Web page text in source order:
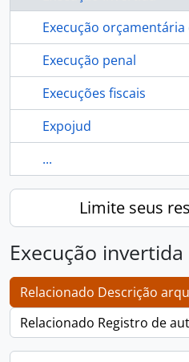
Execução
Execução penal
Execuções fiscais
Expojud
...
Limite seus
Execução invertida
Relacionado Descrição
Relacionado Registro de